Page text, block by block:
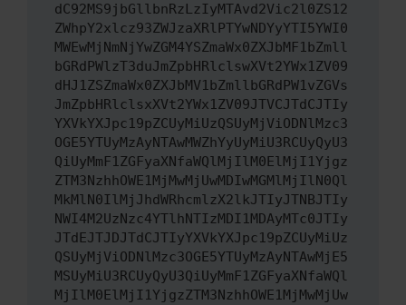
dC92MS9jbGllbnRzLzIyMTAvd2Vic2l0ZS12
ZWhpY2xlcz93ZWJzaXRlPTYwNDYyYTI5YWI0
MWEwMjNmNjYwZGM4YSZmaWx0ZXJbMF1bZmll
bGRdPWlzT3duJmZpbHRlclswXVt2YWx1ZV09
dHJ1ZSZmaWx0ZXJbMV1bZmllbGRdPW1vZGVs
JmZpbHRlclsxXVt2YWx1ZV09JTVCJTdCJTIy
YXVkYXJpc19pZCUyMiUzQSUyMjViODNlMzc3
OGE5YTUyMzAyNTAwMWZhYyUyMiU3RCUyQyU3
QiUyMmF1ZGFyaXNfaWQlMjIlM0ElMjI1Yjgz
ZTM3NzhhOWE1MjMwMjUwMDIwMGMlMjIlN0Ql
MkMlN0IlMjJhdWRhcmlzX2lkJTIyJTNBJTIy
NWI4M2UzNzc4YTlhNTIzMDI1MDAyMTc0JTIy
JTdEJTJDJTdCJTIyYXVkYXJpc19pZCUyMiUz
QSUyMjViODNlMzc3OGE5YTUyMzAyNTAwMjE5
MSUyMiU3RCUyQyU3QiUyMmF1ZGFyaXNfaWQl
MjIlM0ElMjI1YjgzZTM3NzhhOWE1MjMwMjUw